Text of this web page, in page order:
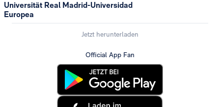
Universität Real Madrid-Universidad
Europea
Jetzt herunterladen
Official App Fan